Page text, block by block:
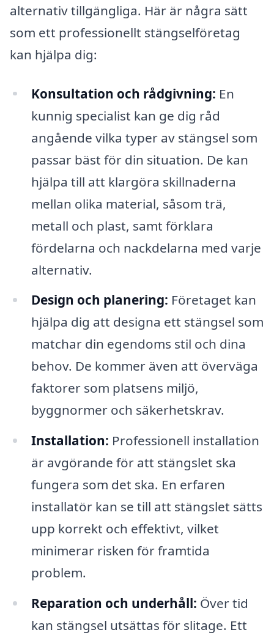
alternativ tillgängliga. Här är några sätt
som ett professionellt stängselföretag
kan hjälpa dig:
Konsultation och rådgivning: En
kunnig specialist kan ge dig råd
angående vilka typer av stängsel som
passar bäst för din situation. De kan
hjälpa till att klargöra skillnaderna
mellan olika material, såsom trä,
metall och plast, samt förklara
fördelarna och nackdelarna med varje
alternativ.
Design och planering: Företaget kan
hjälpa dig att designa ett stängsel som
matchar din egendoms stil och dina
behov. De kommer även att överväga
faktorer som platsens miljö,
byggnormer och säkerhetskrav.
Installation: Professionell installation
är avgörande för att stängslet ska
fungera som det ska. En erfaren
installatör kan se till att stängslet sätts
upp korrekt och effektivt, vilket
minimerar risken för framtida
problem.
Reparation och underhåll: Över tid
kan stängsel utsättas för slitage. Ett